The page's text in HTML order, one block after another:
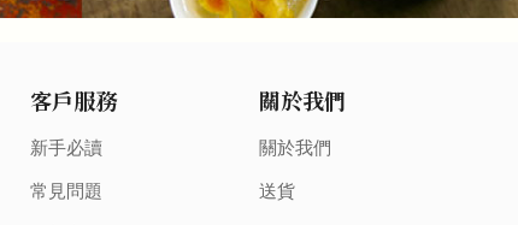
客戶服務
新手必讀
常見問題
關於我們
關於我們
送貨